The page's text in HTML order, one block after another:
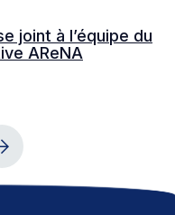
joint à l’équipe du
AReNA